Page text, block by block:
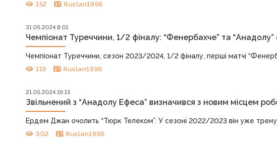
152 Ruslan1996
31.05.2024 8:01
Чемпіонат Туреччини, 1/2 фіналу: “Фенербахче” та
Чемпіонат Туреччини, сезон 2023/2024, 1/2 фіналу, перші матчі
119 Ruslan1996
21.05.2024 19:13
Звільнений з “Анадолу Ефеса” визначився з новим місцем
Ердем Джан очолить “Тюрк Телеком”. У сезоні 2022/2023 він уже
302 Ruslan1996